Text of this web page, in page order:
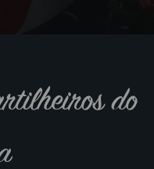
do